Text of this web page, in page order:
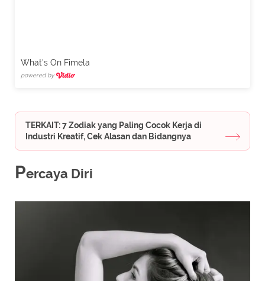
What's On Fimela
powered by
TERKAIT: 7 Zodiak yang Paling Cocok Kerja di
Industri Kreatif, Cek Alasan dan Bidangnya
Percaya Diri